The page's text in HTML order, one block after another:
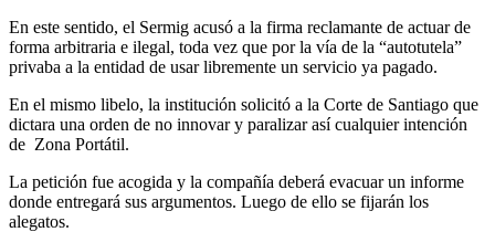
En este sentido, el Sermig acusó a la firma reclamante de actuar de
forma arbitraria e ilegal, toda vez que por la vía de la “autotutela”
privaba a la entidad de usar libremente un servicio ya pagado.
En el mismo libelo, la institución solicitó a la Corte de Santiago que
dictara una orden de no innovar y paralizar así cualquier intención
de Zona Portátil.
La petición fue acogida y la compañía deberá evacuar un informe
donde entregará sus argumentos. Luego de ello se fijarán los
alegatos.